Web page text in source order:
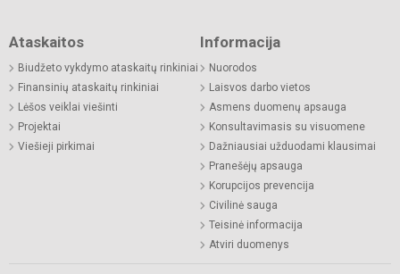
Ataskaitos
Biudžeto vykdymo ataskaitų rinkiniai
Finansinių ataskaitų rinkiniai
Lėšos veiklai viešinti
Projektai
Viešieji pirkimai
Informacija
Nuorodos
Laisvos darbo vietos
Asmens duomenų apsauga
Konsultavimasis su visuomene
Dažniausiai užduodami klausimai
Pranešėjų apsauga
Korupcijos prevencija
Civilinė sauga
Teisinė informacija
Atviri duomenys